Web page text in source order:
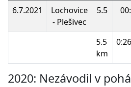
6.7.2021
Lochovice
- Plešivec
5.5
5.5
km
2020: Nezávodil v